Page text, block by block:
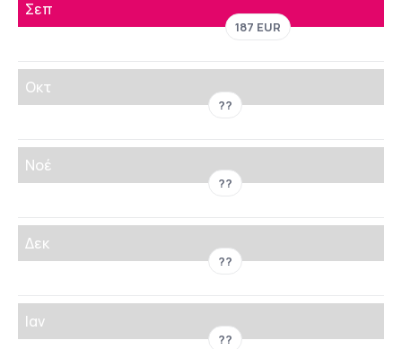
Σεπ
187 EUR
Οκτ
??
Νοέ
??
Δεκ
??
Ιαν
??